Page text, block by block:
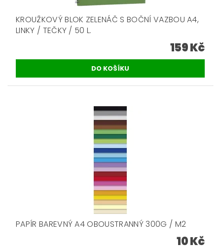
KROUŽKOVÝ BLOK ZELENÁČ S BOČNÍ VAZBOU A4,
LINKY / TEČKY / 50 L.
159 Kč
PAPÍR BAREVNÝ A4 OBOUSTRANNÝ 300G / M2
10 Kč